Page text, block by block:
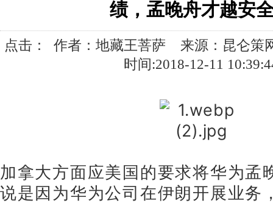
绩，孟晚舟才越安
点击：
作者：地藏王菩萨 来源：昆仑策
时间:2018-12-11
加拿大方面应美国的要求将华为孟
说是因为华为公司在伊朗开展业务